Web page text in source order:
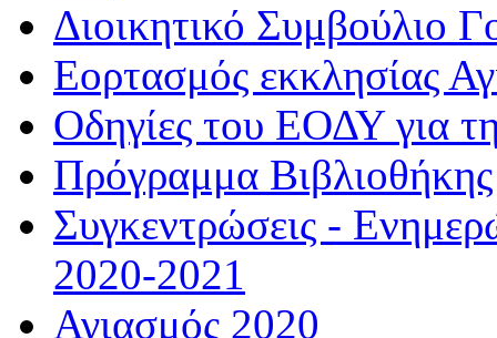
Διοικητικό Συμβούλιο
Εορτασμός εκκλησίας
Οδηγίες του ΕΟΔΥ για
Πρόγραμμα
Συγκεντρώσεις -
2020-2021
Αγιασμός 2020